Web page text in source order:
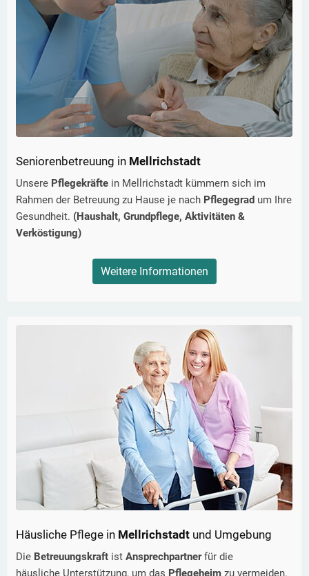
Seniorenbetreuung in Mellrichstadt
Unsere Pflegekräfte in Mellrichstadt kümmern sich im
Rahmen der Betreuung zu Hause je nach Pflegegrad um Ihre
Gesundheit. (Haushalt, Grundpflege, Aktivitäten &
Verköstigung)
Weitere Informationen
Häusliche Pflege in Mellrichstadt und Umgebung
Die Betreuungskraft ist Ansprechpartnerfür die
häusliche Unterstützung, um das Pflegeheim zu vermeiden.